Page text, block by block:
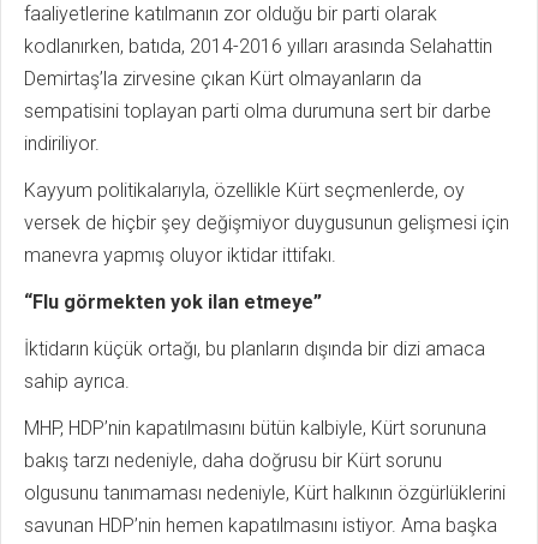
faaliyetlerine katılmanın zor olduğu bir parti olarak
kodlanırken, batıda, 2014-2016 yılları arasında Selahattin
Demirtaş’la zirvesine çıkan Kürt olmayanların da
sempatisini toplayan parti olma durumuna sert bir darbe
indiriliyor.
Kayyum politikalarıyla, özellikle Kürt seçmenlerde, oy
versek de hiçbir şey değişmiyor duygusunun gelişmesi için
manevra yapmış oluyor iktidar ittifakı.
“Flu görmekten yok ilan etmeye”
İktidarın küçük ortağı, bu planların dışında bir dizi amaca
sahip ayrıca.
MHP, HDP’nin kapatılmasını bütün kalbiyle, Kürt sorununa
bakış tarzı nedeniyle, daha doğrusu bir Kürt sorunu
olgusunu tanımaması nedeniyle, Kürt halkının özgürlüklerini
savunan HDP’nin hemen kapatılmasını istiyor. Ama başka